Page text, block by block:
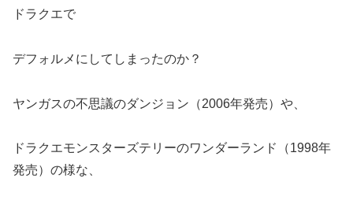
ドラクエで
デフォルメにしてしまったのか？
ヤンガスの不思議のダンジョン（2006年発売）や、
ドラクエモンスターズテリーのワンダーランド（1998年
発売）の様な、